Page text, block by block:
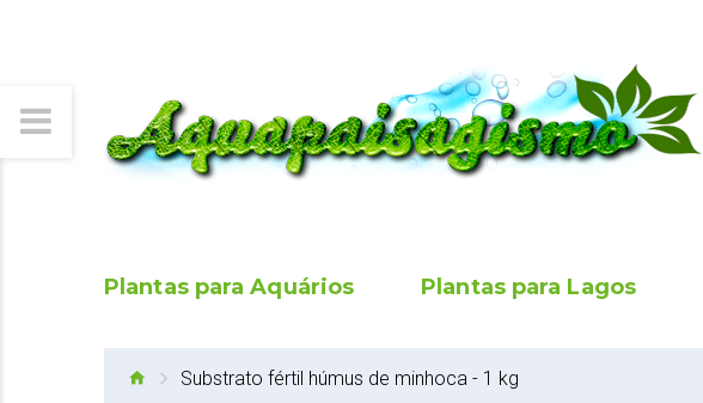
Plantas para Aquários Plantas para Lagos
Substrato fértil húmus de minhoca - 1 kg